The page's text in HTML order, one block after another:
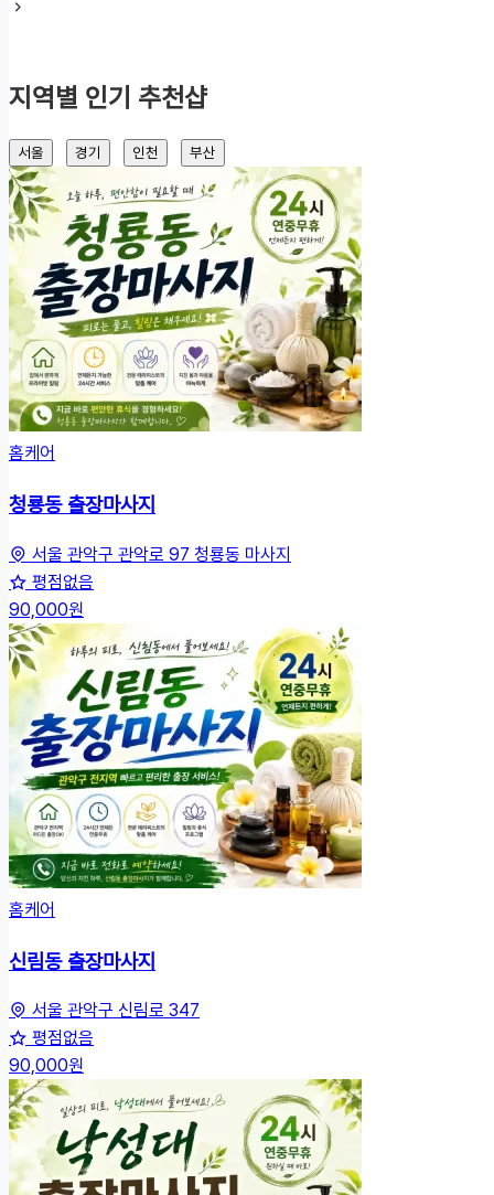
지역별 인기 추천샵
서울 경기 인천 부산
홈케어
청룡동 출장마사지
서울 관악구 관악로 97 청룡동 마사지
평점없음
90,000원
홈케어
신림동 출장마사지
서울 관악구 신림로 347
평점없음
90,000원